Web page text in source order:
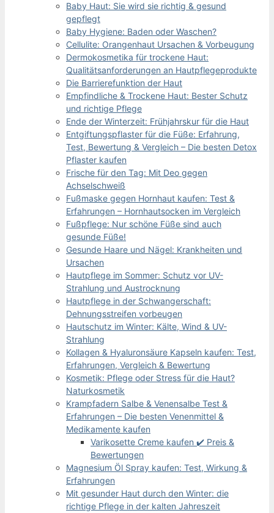
Baby Haut: Sie wird sie richtig & gesund
gepflegt
Baby Hygiene: Baden oder Waschen?
Cellulite: Orangenhaut Ursachen & Vorbeugung
Dermokosmetika für trockene Haut:
Qualitätsanforderungen an Hautpflegeprodukte
Die Barrierefunktion der Haut
Empfindliche & Trockene Haut: Bester Schutz
und richtige Pflege
Ende der Winterzeit: Frühjahrskur für die Haut
Entgiftungspflaster für die Füße: Erfahrung,
Test, Bewertung & Vergleich – Die besten Detox
Pflaster kaufen
Frische für den Tag: Mit Deo gegen
Achselschweiß
Fußmaske gegen Hornhaut kaufen: Test &
Erfahrungen – Hornhautsocken im Vergleich
Fußpflege: Nur schöne Füße sind auch
gesunde Füße!
Gesunde Haare und Nägel: Krankheiten und
Ursachen
Hautpflege im Sommer: Schutz vor UV-
Strahlung und Austrocknung
Hautpflege in der Schwangerschaft:
Dehnungsstreifen vorbeugen
Hautschutz im Winter: Kälte, Wind & UV-
Strahlung
Kollagen & Hyaluronsäure Kapseln kaufen: Test,
Erfahrungen, Vergleich & Bewertung
Kosmetik: Pflege oder Stress für die Haut?
Naturkosmetik
Krampfadern Salbe & Venensalbe Test &
Erfahrungen – Die besten Venenmittel &
Medikamente kaufen
Varikosette Creme kaufen ✔️ Preis &
Bewertungen
Magnesium Öl Spray kaufen: Test, Wirkung &
Erfahrungen
Mit gesunder Haut durch den Winter: die
richtige Pflege in der kalten Jahreszeit